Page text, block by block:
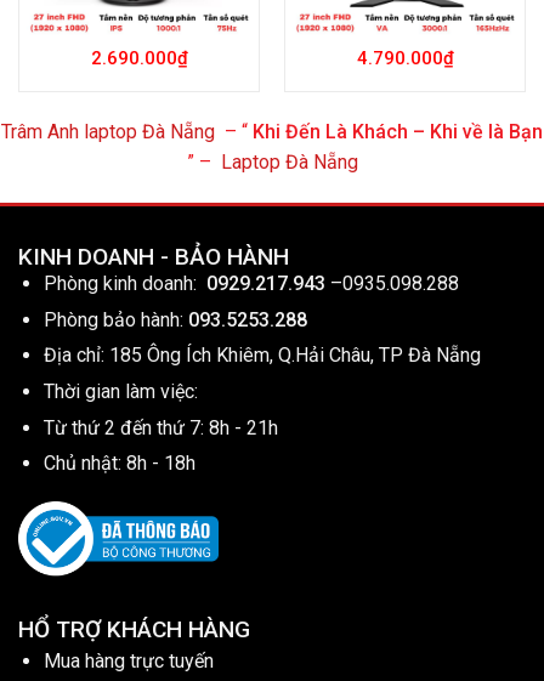
2.690.000₫ 4.790.000₫
Trâm Anh laptop Đà Nẵng – “ Khi Đến Là Khách – Khi về là Bạn
” –
Laptop Đà Nẵng
KINH DOANH - BẢO HÀNH
Phòng kinh doanh: 0929.217.943 –0935.098.288
Phòng bảo hành: 093.5253.288
Địa chỉ: 185 Ông Ích Khiêm, Q.Hải Châu, TP Đà Nẵng
Thời gian làm việc:
Từ thứ 2 đến thứ 7: 8h - 21h
Chủ nhật: 8h - 18h
HỔ TRỢ KHÁCH HÀNG
Mua hàng trực tuyến